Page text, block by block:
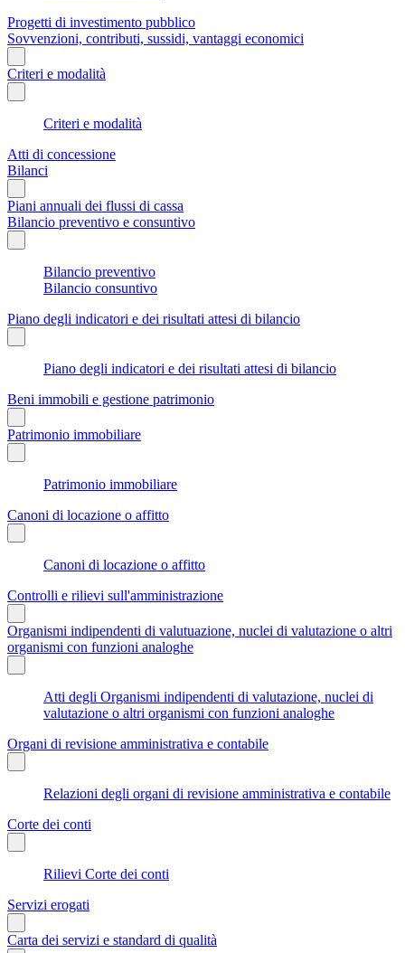
Progetti di investimento pubblico
Sovvenzioni, contributi, sussidi, vantaggi economici
Criteri e modalità
Criteri e modalità
Atti di concessione
Bilanci
Piani annuali dei flussi di cassa
Bilancio preventivo e consuntivo
Bilancio preventivo
Bilancio consuntivo
Piano degli indicatori e dei risultati attesi di bilancio
Piano degli indicatori e dei risultati attesi di bilancio
Beni immobili e gestione patrimonio
Patrimonio immobiliare
Patrimonio immobiliare
Canoni di locazione o affitto
Canoni di locazione o affitto
Controlli e rilievi sull'amministrazione
Organismi indipendenti di valutuazione, nuclei di valutazione o altri
organismi con funzioni analoghe
Atti degli Organismi indipendenti di valutazione, nuclei di
valutazione o altri organismi con funzioni analoghe
Organi di revisione amministrativa e contabile
Relazioni degli organi di revisione amministrativa e contabile
Corte dei conti
Rilievi Corte dei conti
Servizi erogati
Carta dei servizi e standard di qualità